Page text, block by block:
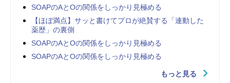
SOAPのAとOの関係をしっかり見極める
【ほぼ満点】サッと書けてプロが絶賛する「連動した
薬歴」の裏側
SOAPのAとOの関係をしっかり見極める
SOAPのAとOの関係をしっかり見極める
もっと見る